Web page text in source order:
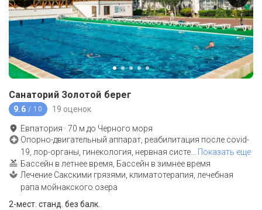
Санаторий Золотой берег
9.6 / 10 19 оценок
Евпатория ·70 м до Черного моря
Опорно-двигательный аппарат, реабилитация после covid-
19, лор-органы, гинекология, нервная систе… Показать еще
Бассейн в летнее время, Бассейн в зимнее время
Лечение Сакскими грязями, климатотерапия, лечебная
рапа мойнакского озера
2-мест. станд. без балк.